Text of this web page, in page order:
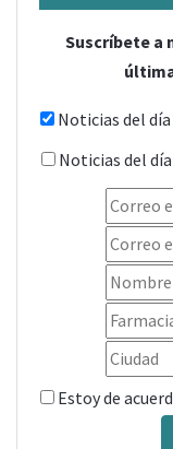
Suscríbete a
Noticias del
Noticias del
Estoy de